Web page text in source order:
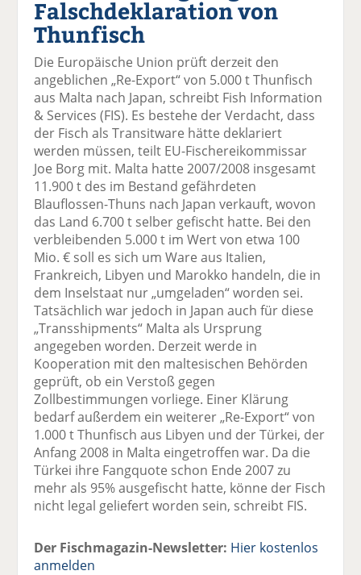
el
a
F
ac
e
b
o
o
k
te
il
e
n
el
t
tt
er
n
n
k
e
di
n
te
e
n
m
ai
l
er
se
d
e
n
e
n
Falschdeklaration von
Thunfisch
Die Europäische Union prüft derzeit den
angeblichen „Re-Export“ von 5.000 t Thunfisch
aus Malta nach Japan, schreibt Fish Information
& Services (FIS). Es bestehe der Verdacht, dass
der Fisch als Transitware hätte deklariert
werden müssen, teilt EU-Fischereikommissar
Joe Borg mit. Malta hatte 2007/2008 insgesamt
11.900 t des im Bestand gefährdeten
Blauflossen-Thuns nach Japan verkauft, wovon
das Land 6.700 t selber gefischt hatte. Bei den
verbleibenden 5.000 t im Wert von etwa 100
Mio. € soll es sich um Ware aus Italien,
Frankreich, Libyen und Marokko handeln, die in
dem Inselstaat nur „umgeladen“ worden sei.
Tatsächlich war jedoch in Japan auch für diese
„Transshipments“ Malta als Ursprung
angegeben worden. Derzeit werde in
Kooperation mit den maltesischen Behörden
geprüft, ob ein Verstoß gegen
Zollbestimmungen vorliege. Einer Klärung
bedarf außerdem ein weiterer „Re-Export“ von
1.000 t Thunfisch aus Libyen und der Türkei, der
Anfang 2008 in Malta eingetroffen war. Da die
Türkei ihre Fangquote schon Ende 2007 zu
mehr als 95% ausgefischt hatte, könne der Fisch
nicht legal geliefert worden sein, schreibt FIS.
Der Fischmagazin-Newsletter: Hier kostenlos
anmelden